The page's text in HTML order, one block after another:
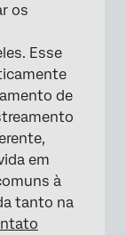
×
os
Esse
de
em
à
tanto na